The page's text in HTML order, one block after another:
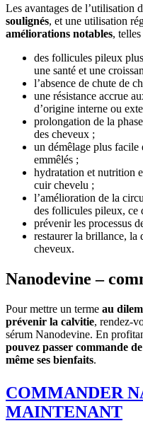
Les avantages de l’utilisation
soulignés, et une utilisation
améliorations notables,
des follicules pileux
une santé et une
l’absence de chute de
une résistance accrue
d’origine interne ou
prolongation de la
des cheveux ;
un démêlage plus facile
emmêlés ;
hydratation et nutrition
cuir chevelu ;
l’amélioration de la
des follicules pileux, ce
prévenir les processus
restaurer la brillance, la
cheveux.
Nanodevine –
Pour mettre un terme au
prévenir la calvitie, rendez-
sérum Nanodevine. En
pouvez passer commande
même ses bienfaits.
COMMANDER
MAINTENANT